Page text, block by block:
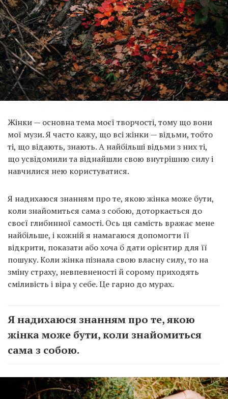
мої музи. Я часто кажу, що всі жінки — відьми, тобто
ті, що відають, знають. А найбільші відьми з них ті,
що усвідомили та віднайшли свою внутрішню силу і
навчилися нею користуватися.
коли знайомиться сама з собою, доторкається до
своєї глибинної самості. Ось ця самість вражає мене
найбільше, і кожній я намагаюся допомогти її
відкрити, показати або хоча б дати орієнтир для її
пошуку. Коли жінка пізнала свою власну силу, то на
зміну страху, невпевненості й сорому приходять
сміливість і віра у себе. Це гарно до мурах.
жінка може бути, коли знайомиться
сама з собою.